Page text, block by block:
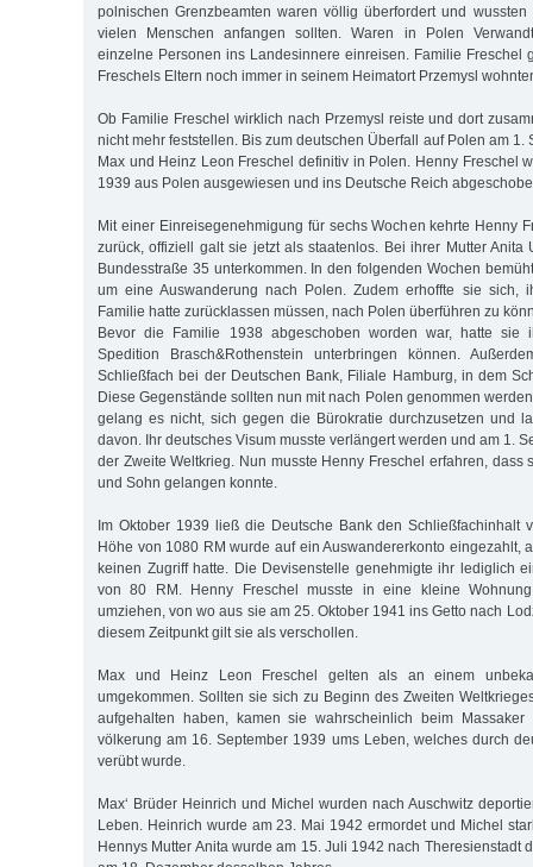
polnischen Grenzbeamten wa­ren völlig überfordert und
vielen Menschen anfangen sollten. Waren in Polen
einzelne Personen ins Landesinnere einreisen. Familie Freschel
Freschels Eltern noch immer in seinem Heimatort Przemysl
Ob Familie Freschel wirklich nach Przemysl reiste und dort
nicht mehr feststellen. Bis zum deutschen Überfall auf Polen am 1.
Max und Heinz Leon Freschel definitiv in Polen. Henny Freschel
1939 aus Polen ausgewiesen und ins Deutsche Reich
Mit einer Einreisegenehmigung für sechs Wochen kehrte Henny
zu­rück, offiziell galt sie jetzt als staatenlos. Bei ihrer Mutter Anita
Bun­des­straße 35 unterkommen. In den folgenden Wochen
um eine Auswanderung nach Polen. Zudem erhoffte sie sich,
Familie hatte zu­rücklassen müssen, nach Polen überführen zu
Bevor die Familie 1938 abgeschoben worden war, hatte sie
Spedition Brasch&Rothenstein unterbringen können.
Schließfach bei der Deutschen Bank, Filiale Hamburg, in dem
Diese Gegenstände sollten nun mit nach Polen genommen
gelang es nicht, sich gegen die Bürokratie durchzusetzen und
davon. Ihr deutsches Visum musste verlängert werden und am 1.
der Zweite Weltkrieg. Nun musste Henny Freschel erfahren, dass
und Sohn gelangen konnte.
Im Oktober 1939 ließ die Deutsche Bank den Schließfachinhalt
Höhe von 1080 RM wurde auf ein Auswandererkonto eingezahlt,
keinen Zugriff hatte. Die Devisenstelle genehmigte ihr lediglich
von 80 RM. Henny Freschel musste in eine kleine
umziehen, von wo aus sie am 25. Oktober 1941 ins Getto nach
diesem Zeitpunkt gilt sie als verschollen.
Max und Heinz Leon Freschel gelten als an einem
umgekommen. Sollten sie sich zu Beginn des Zweiten
aufgehalten ha­ben, kamen sie wahrscheinlich beim
völkerung am 16. Sep­tember 1939 ums Leben, welches durch
verübt wurde.
Max‘ Brüder Heinrich und Michel wurden nach Auschwitz
Leben. Heinrich wurde am 23. Mai 1942 ermordet und Michel
Hennys Mut­ter Anita wurde am 15. Juli 1942 nach There­sien­stadt